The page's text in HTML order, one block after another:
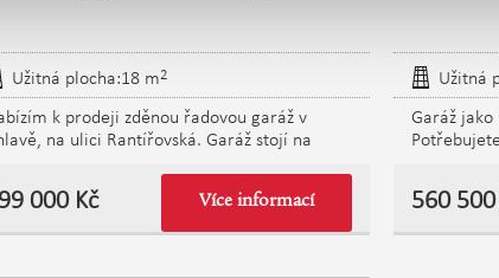
Užitná plocha:18 m2
k prodeji zděnou řadovou garáž v
na ulici Rantířovská. Garáž stojí na
plné vlastnictví stavby i pozemku bez
řešit nájem nebo jiné právní vztahy. Je
pro parkování osobního automobilu,
Více informací
000 Kč
Užitná
Garáž
Chcete si
přemýšlíte
je koupě
560 500